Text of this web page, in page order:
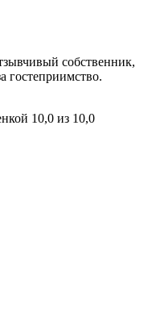
собственник,
гостеприимство.
10,0 из 10,0